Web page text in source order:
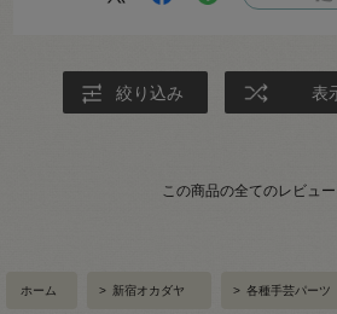
絞り込み 表
この商品の全てのレビュ
ホーム > 新宿オカダヤ > 各種手芸パーツ